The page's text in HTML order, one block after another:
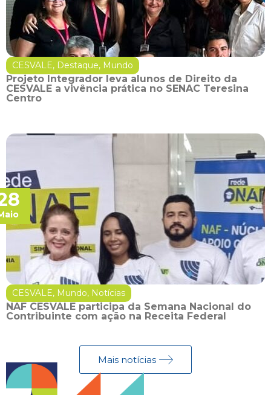
CESVALE, Destaque, Mundo
Projeto Integrador leva alunos de Direito da
CESVALE a vivência prática no SENAC Teresina
Centro
CESVALE, Mundo, Notícias
NAF CESVALE participa da Semana Nacional do
Contribuinte com ação na Receita Federal
Mais notícias